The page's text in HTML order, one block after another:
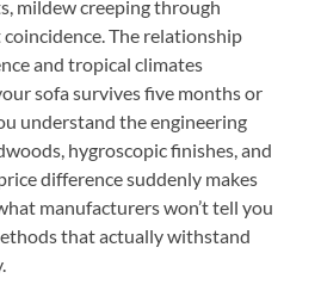
mildew creeping through
coincidence. The relationship
and tropical climates
sofa survives five months or
understand the engineering
hygroscopic finishes, and
difference suddenly makes
manufacturers won’t tell you
that actually withstand